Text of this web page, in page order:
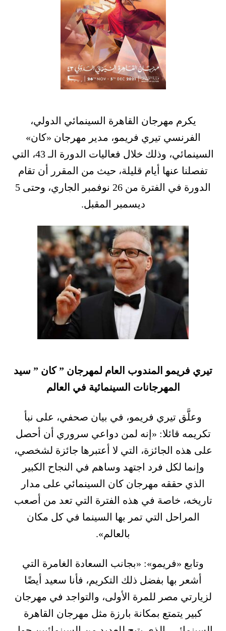
يكرم مهرجان القاهرة السينمائي الدولي،
الفرنسي تيري فريمو، مدير مهرجان «كان»
السينمائي، وذلك خلال فعاليات الدورة الـ 43، التي
تفصلنا عنها أيام قليلة، حيث من المقرر أن تقام
الدورة في الفترة من 26 نوفمبر الجاري، وحتى 5
ديسمبر المقبل.
تيري فريمو المندوب العام لمهرجان ” كان ” سيد
المهرجانات السينمائية في العالم
وعلَّق تيري فريمو، في بيان صحفي، على نبأ
تكريمه قائلا: «إنه لمن دواعي سروري أن أحصل
على هذه الجائزة، التي لا أعتبرها جائزة لشخصي،
وإنما لكل فرد اجتهد وساهم في النجاح الكبير
الذي حققه مهرجان كان السينمائي على مدار
تاريخه، خاصة في هذه الفترة التي تعد من أصعب
المراحل التي تمر بها السينما في كل مكان
بالعالم».
وتابع «فريمو»: «بجانب السعادة الغامرة التي
أشعر بها بفضل ذلك التكريم، فأنا سعيد أيضًا
لزيارتي مصر للمرة الأولى، والتواجد في مهرجان
كبير يتمتع بمكانة بارزة مثل مهرجان القاهرة